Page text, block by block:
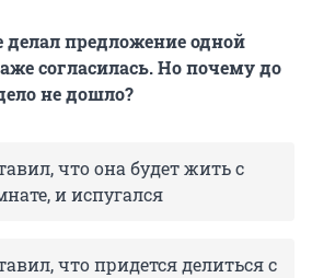
предложение одной
согласилась. Но почему до
не дошло?
что она будет жить с
и испугался
что придется делиться с